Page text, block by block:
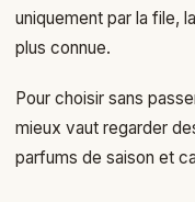
uniquement par la file,
plus connue.
Pour choisir sans
mieux vaut regarder
parfums de saison et